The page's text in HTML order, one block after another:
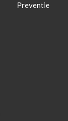
Preventie